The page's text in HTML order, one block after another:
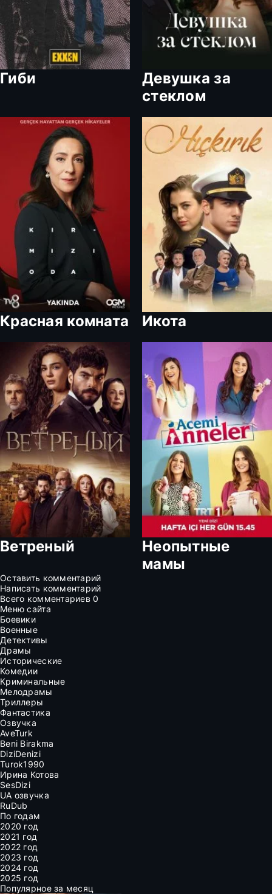
Гиби
Девушка за
стеклом
Красная комната Икота
Ветреный
Неопытные
мамы
Оставить комментарий
Написать комментарий
Всего комментариев0
Меню сайта
Боевики
Военные
Детективы
Драмы
Исторические
Комедии
Криминальные
Мелодрамы
Триллеры
Фантастика
Озвучка
AveTurk
Beni Birakma
DiziDenizi
Turok1990
Ирина Котова
SesDizi
UA озвучка
RuDub
По годам
2020 год
2021 год
2022 год
2023 год
2024 год
2025 год
Популярное за месяц